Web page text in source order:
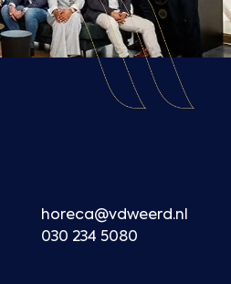
horeca@vdweerd.nl
030 234 5080